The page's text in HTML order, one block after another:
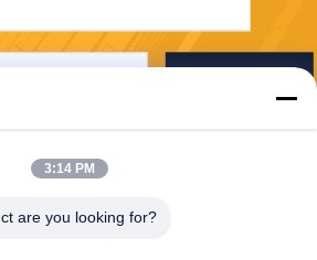
3:14 PM
are you looking for?